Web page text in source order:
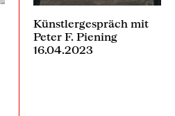
Künstlergespräch mit
Peter F. Piening
16.04.2023